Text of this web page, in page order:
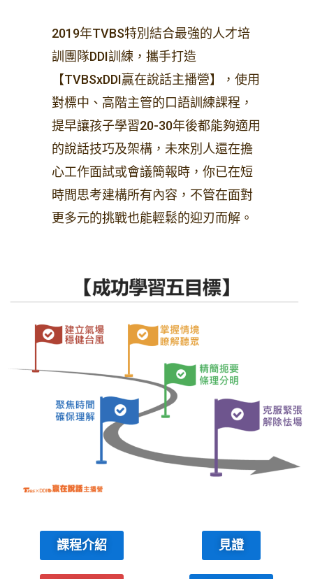
2019年TVBS特別結合最強的人才培
訓團隊DDI訓練，攜手打造
【TVBSxDDI贏在說話主播營】，使用
對標中、高階主管的口語訓練課程，
提早讓孩子學習20-30年後都能夠適用
的說話技巧及架構，未來別人還在擔
心工作面試或會議簡報時，你已在短
時間思考建構所有內容，不管在面對
更多元的挑戰也能輕鬆的迎刃而解。
課程介紹 見證